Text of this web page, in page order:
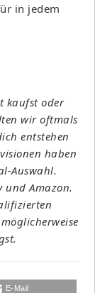
in jedem
kaufst oder
wir oftmals
entstehen
haben
Auswahl.
und Amazon.
E-Mail